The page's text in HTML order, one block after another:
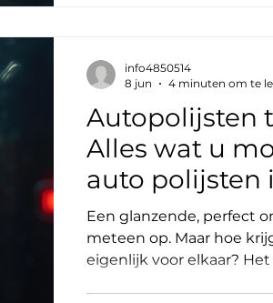
auto. Ze krijgen dagelijks
remstof, zo
Autopolijsten
Alles wat u
auto polijsten
Een glanzende, perfect
meteen op. Maar hoe
eigenlijk voor elkaar?
info4850514
8 jun
4 minuten om te